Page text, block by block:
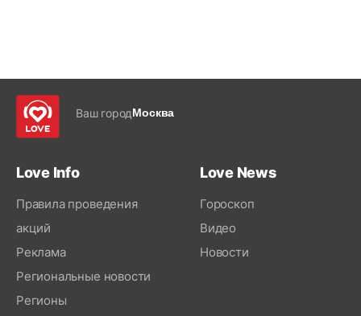
Ваш городМосква
Love Info
Правила проведения
акций
Реклама
Региональные новости
Регионы
Love News
Гороскоп
Видео
Новости